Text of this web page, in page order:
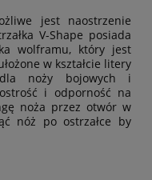
jest naostrzenie
V-Shape posiada
wolframu, który jest
w kształcie litery
noży bojowych i
i odporność na
noża przez otwór w
nóż po ostrzałce by